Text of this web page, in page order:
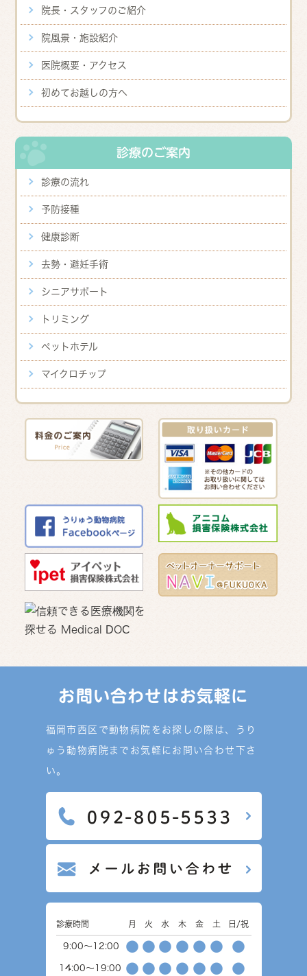
院長・スタッフのご紹介
院風景・施設紹介
医院概要・アクセス
初めてお越しの方へ
診療のご案内
診療の流れ
予防接種
健康診断
去勢・避妊手術
シニアサポート
トリミング
ペットホテル
マイクロチップ
お問い合わせはお気軽に
福岡市西区で動物病院をお探しの際は、うり
ゅう動物病院までお気軽にお問い合わせ下さ
い。
診療時間 月 火 水 木 金 土 日/祝
9:00～12:00 ● ● ● ● ● ● ●
14:00～19:00 ● ● ● ● ● ● ●